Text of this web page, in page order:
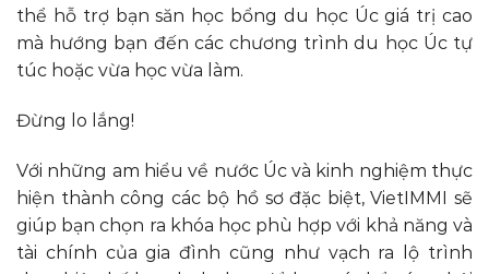
thể hỗ trợ bạn săn học bổng du học Úc giá trị cao
mà hướng bạn đến các chương trình du học Úc tự
túc hoặc vừa học vừa làm.
Đừng lo lắng!
Với những am hiểu về nước Úc và kinh nghiệm thực
hiện thành công các bộ hồ sơ đặc biệt, VietIMMI sẽ
giúp bạn chọn ra khóa học phù hợp với khả năng và
tài chính của gia đình cũng như vạch ra lộ trình